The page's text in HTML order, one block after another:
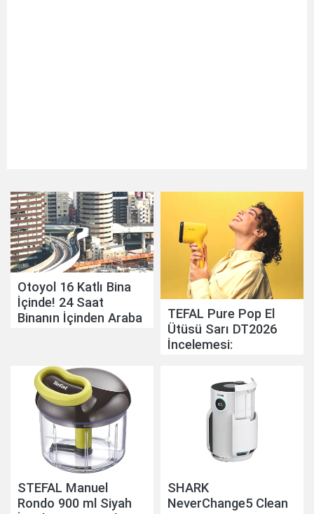
Otoyol 16 Katlı Bina
İçinde! 24 Saat
Binanın İçinden Araba
TEFAL Pure Pop El
Ütüsü Sarı DT2026
İncelemesi:
Hayatı Kolaylaştırıyor
STEFAL Manuel
Rondo 900 ml Siyah
SHARK
NeverChange5 Clean